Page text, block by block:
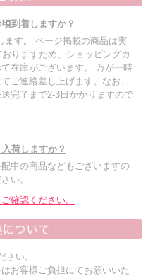
到着しますか？
ます。 ページ掲載の商品は実
りますため、ショッピングカ
在庫がございます。 万が一時
ご連絡差し上げます。なお、
完了まで2-3日かかりますので
荷しますか？
中の商品などもございますの
い。
確認ください。
さい。
お客様ご負担にてお願いいた